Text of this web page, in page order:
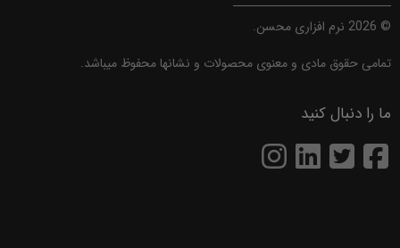
©
2026 نرم افزاری محسن.
تمامی حقوق مادی و معنوی محصولات و نشانها محفوظ میباشد.
ما را دنبال کنید